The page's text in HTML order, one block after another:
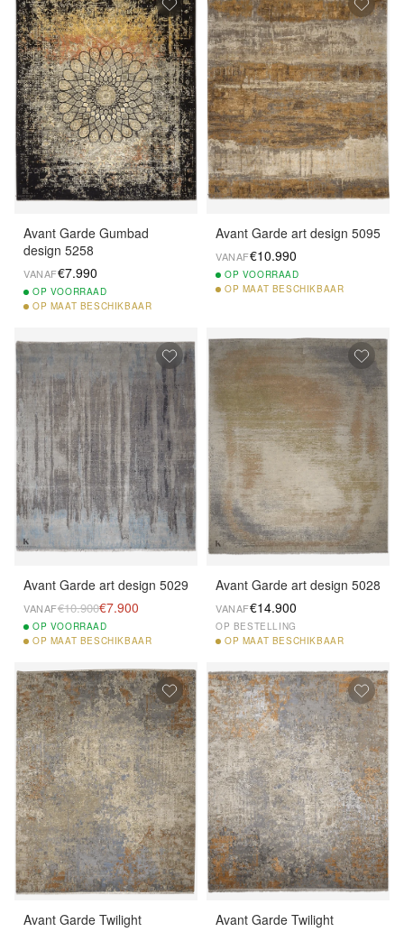
Avant Garde Gumbad
design 5258
VANAF€7.990
OP VOORRAAD
OP MAAT BESCHIKBAAR
Avant Garde art design 5095
VANAF€10.990
OP VOORRAAD
OP MAAT BESCHIKBAAR
Avant Garde art design 5029
VANAF€10.900€7.900
OP VOORRAAD
OP MAAT BESCHIKBAAR
Avant Garde art design 5028
VANAF€14.900
OP BESTELLING
OP MAAT BESCHIKBAAR
Avant Garde Twilight
Avant Garde Twilight